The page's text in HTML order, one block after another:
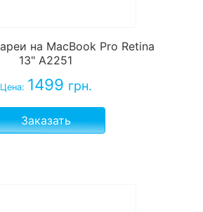
на MacBook Pro Retina
13" A2251
Цена: 1499 грн.
Заказать